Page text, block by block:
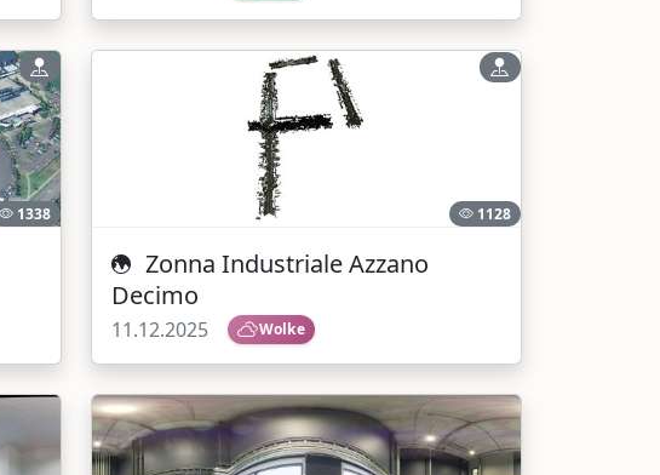
1338 1128
Zonna Industriale Azzano
Decimo
11.12.2025 Wolke